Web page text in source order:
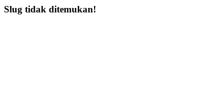
Slug tidak ditemukan!